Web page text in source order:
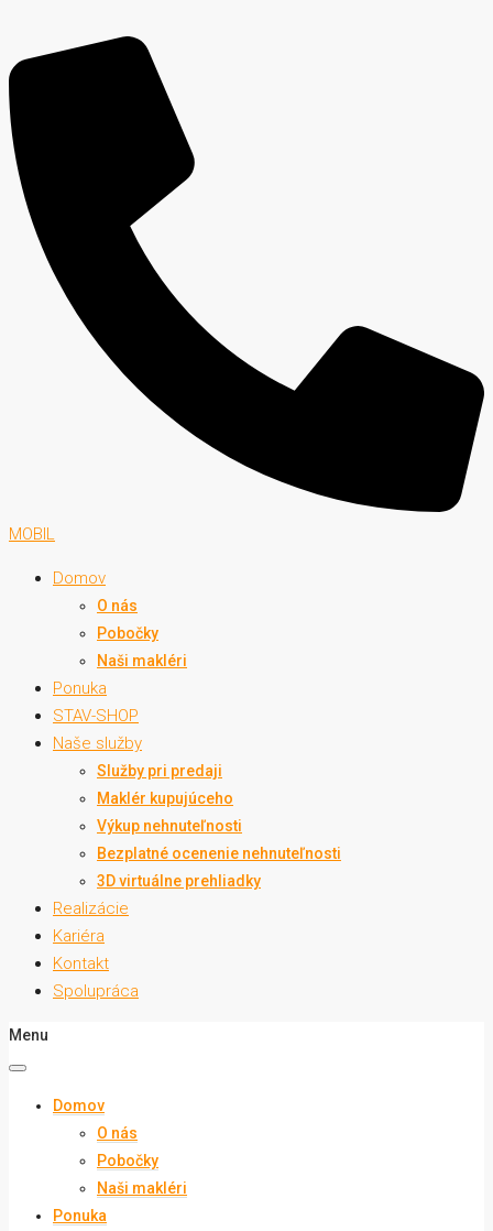
MOBIL
Domov
O nás
Pobočky
Naši makléri
Ponuka
STAV-SHOP
Naše služby
Služby pri predaji
Maklér kupujúceho
Výkup nehnuteľnosti
Bezplatné ocenenie nehnuteľnosti
3D virtuálne prehliadky
Realizácie
Kariéra
Kontakt
Spolupráca
Menu
Domov
O nás
Pobočky
Naši makléri
Ponuka